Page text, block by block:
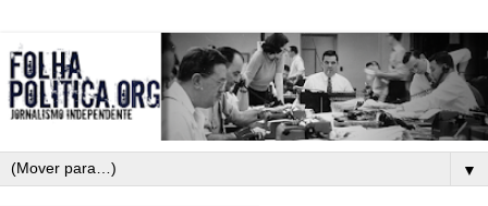
▼